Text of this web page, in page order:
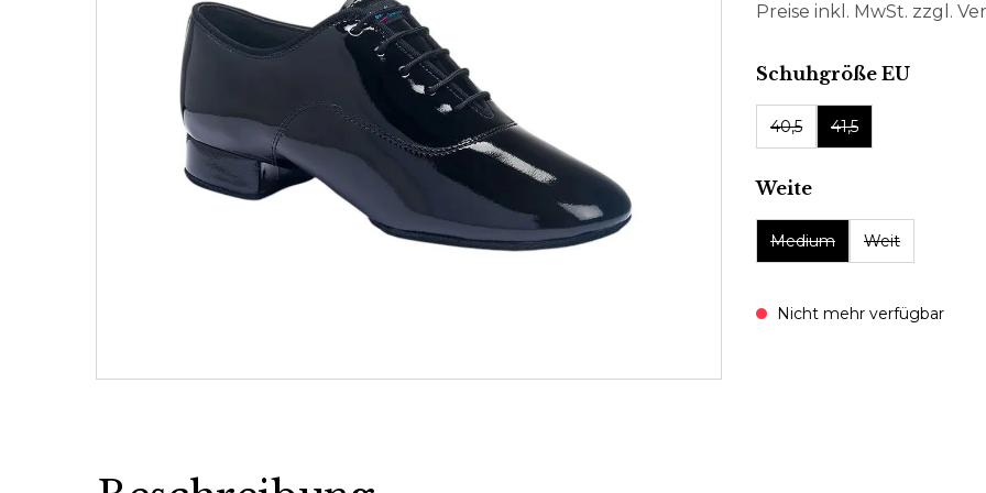
Preise inkl. MwSt. zzgl.
Schuhgröße EU
40,5 41,5
Weiteauswählen
Medium Weit
Nicht mehr verfügbar